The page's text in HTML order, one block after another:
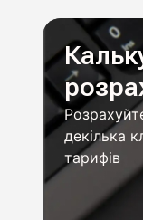
декілька
тарифів